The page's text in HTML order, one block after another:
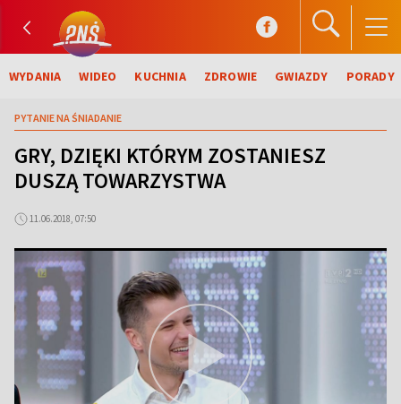
WYDANIA WIDEO KUCHNIA ZDROWIE GWIAZDY PORADY
PYTANIE NA ŚNIADANIE
GRY, DZIĘKI KTÓRYM ZOSTANIESZ
DUSZĄ TOWARZYSTWA
11.06.2018, 07:50